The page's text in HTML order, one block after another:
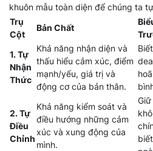
khuôn mẫu toàn diện để chúng ta
Trụ
Cột
Bản Chất
1. Tự
Nhận
Thức
Khả năng nhận diện và
thấu hiểu cảm xúc, điểm
mạnh/yếu, giá trị và
động cơ của bản thân.
2. Tự
Điều
Chỉnh
Khả năng kiểm soát và
điều hướng những cảm
xúc và xung động của
mình.